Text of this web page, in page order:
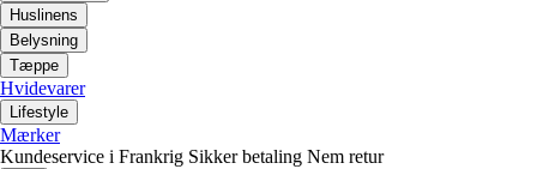
Huslinens
Belysning
Tæppe
Hvidevarer
Lifestyle
Mærker
Kundeservice i Frankrig Sikker betaling Nem retur